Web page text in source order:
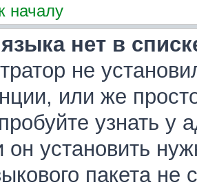
началу
нет в
не
или же
узнать у
он установить
пакета